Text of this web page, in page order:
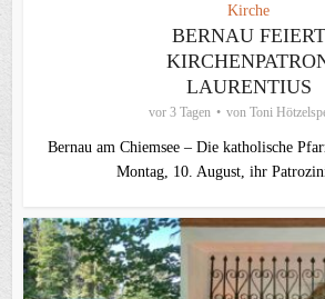
Kirche
BERNAU FEIERT
LAURENTIUS
vor 3 Tagen von Toni
Bernau am Chiemsee – Die katholische
Montag, 10. August, ihr